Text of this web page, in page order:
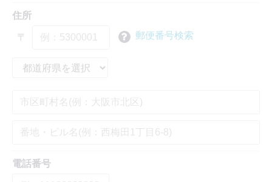
住所
〒
郵便番号検索
電話番号